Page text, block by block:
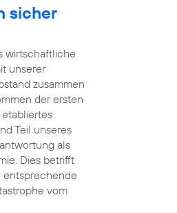
sicher
wirtschaftliche
unserer
zusammen
der ersten
Teil unseres
als
Dies betrifft
entsprechende
vom